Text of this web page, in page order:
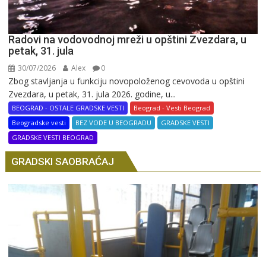
Radovi na vodovodnoj mreži u opštini Zvezdara, u
petak, 31. jula
30/07/2026 Alex 0
Zbog stavljanja u funkciju novopoloženog cevovoda u opštini
Zvezdara, u petak, 31. jula 2026. godine, u...
BEOGRAD - OSTALE GRADSKE VESTI
Beograd - Vesti Beograd
Beogradske vesti
BEZ VODE U BEOGRADU
GRADSKE VESTI
GRADSKE VESTI BEOGRAD
GRADSKI SAOBRAĆAJ